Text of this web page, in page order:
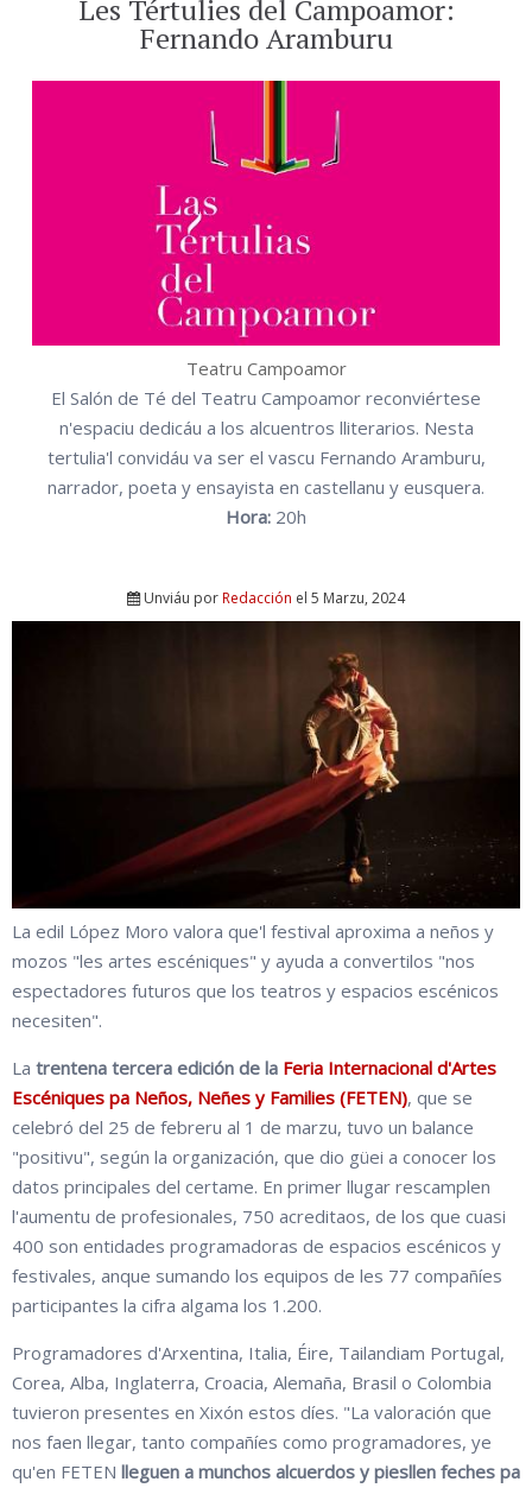
Les Tértulies del Campoamor:
Fernando Aramburu
Teatru Campoamor
El Salón de Té del Teatru Campoamor reconviértese
n'espaciu dedicáu a los alcuentros lliterarios. Nesta
tertulia'l convidáu va ser el vascu Fernando Aramburu,
narrador, poeta y ensayista en castellanu y eusquera.
Hora: 20h
Unviáu porRedacción el 5 Marzu, 2024
La edil López Moro valora que'l festival aproxima a neños y
mozos "les artes escéniques" y ayuda a convertilos "nos
espectadores futuros que los teatros y espacios escénicos
necesiten".
La trentena tercera edición de la Feria Internacional d'Artes
Escéniques pa Neños, Neñes y Families (FETEN), que se
celebró del 25 de febreru al 1 de marzu, tuvo un balance
"positivu", según la organización, que dio güei a conocer los
datos principales del certame. En primer llugar rescamplen
l'aumentu de profesionales, 750 acreditaos, de los que cuasi
400 son entidades programadoras de espacios escénicos y
festivales, anque sumando los equipos de les 77 compañíes
participantes la cifra algama los 1.200.
Programadores d'Arxentina, Italia, Éire, Tailandiam Portugal,
Corea, Alba, Inglaterra, Croacia, Alemaña, Brasil o Colombia
tuvieron presentes en Xixón estos díes. "La valoración que
nos faen llegar, tanto compañíes como programadores, ye
qu'en FETEN lleguen a munchos alcuerdos y piesllen feches pa